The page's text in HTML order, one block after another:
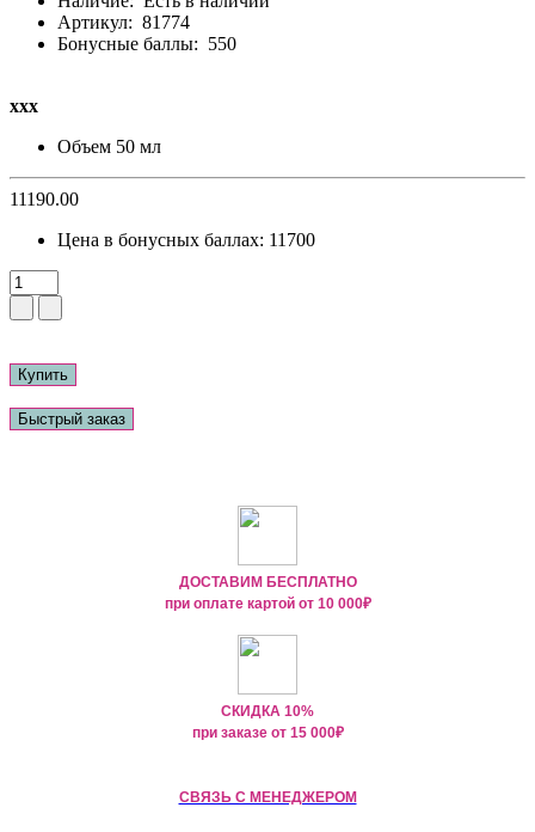
Артикул: 81774
Бонусные баллы: 550
ххх
Объем 50 мл
11190.00
Цена в бонусных баллах: 11700
Купить
Быстрый заказ
ДОСТАВИМ БЕСПЛАТНО
при оплате картой от 10 000₽
СКИДКА 10%
при заказе от 15 000₽
СВЯЗЬ С МЕНЕДЖЕРОМ